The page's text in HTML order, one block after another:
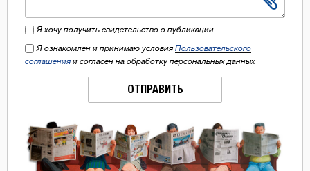
Я хочу получить свидетельство о публикации
Я ознакомлен и принимаю условия Пользовательского
соглашения и согласен на обработку персональных данных
ОТПРАВИТЬ